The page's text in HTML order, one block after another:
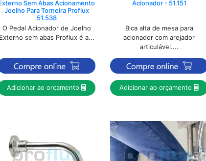
Sem Abas Acionamento
Joelho Para Torneira Proflux
51.538
O Pedal Acionador de Joelho
Externo sem abas Proflux é a...
Adicionar ao orçamento
Acionador - 51.151
Bica alta de mesa para
acionador com arejador
articulável....
Adicionar ao orçamento